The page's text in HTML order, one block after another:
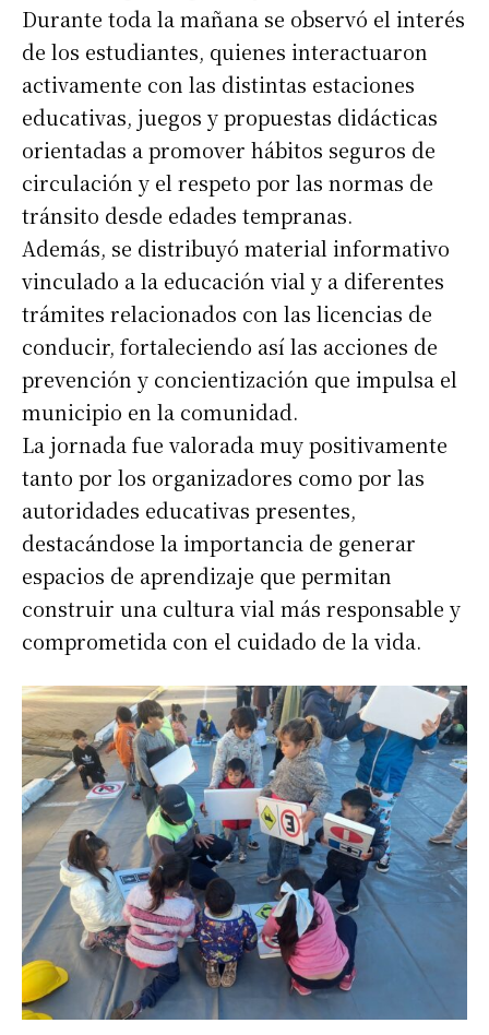
Durante toda la mañana se observó el interés
de los estudiantes, quienes interactuaron
activamente con las distintas estaciones
educativas, juegos y propuestas didácticas
orientadas a promover hábitos seguros de
circulación y el respeto por las normas de
tránsito desde edades tempranas.
Además, se distribuyó material informativo
vinculado a la educación vial y a diferentes
trámites relacionados con las licencias de
conducir, fortaleciendo así las acciones de
prevención y concientización que impulsa el
municipio en la comunidad.
La jornada fue valorada muy positivamente
tanto por los organizadores como por las
autoridades educativas presentes,
destacándose la importancia de generar
espacios de aprendizaje que permitan
construir una cultura vial más responsable y
comprometida con el cuidado de la vida.